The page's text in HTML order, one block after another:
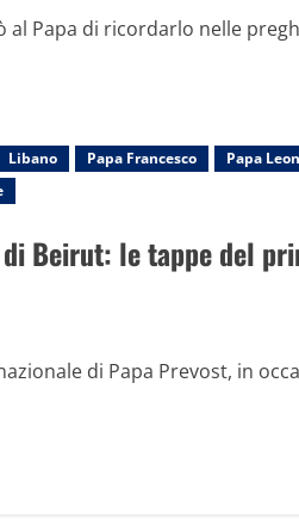
Papa di ricordarlo nelle
Libano Papa Francesco
Papa
Beirut: le tappe del
di Papa Prevost, in